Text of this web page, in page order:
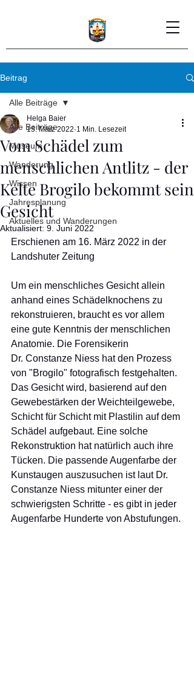
Beitrag
Alle Beiträge
Museum
Wanderung
Wissen
Jahresplanung
Aktuelles und Wanderungen
Alle Beiträge
Vom Schädel zum
menschlichen Antlitz - der
Kelte Brogilo bekommt sein
Gesicht
Helga Baier
15. März 2022 1 Min. Lesezeit
Aktualisiert: 9. Juni 2022
Erschienen am 16. März 2022 in der
Landshuter Zeitung
Um ein menschliches Gesicht allein
anhand eines Schädelknochens zu
rekonstruieren, braucht es vor allem
eine gute Kenntnis der menschlichen
Anatomie. Die Forensikerin
Dr. Constanze Niess hat den Prozess
von "Brogilo" fotografisch festgehalten.
Das Gesicht wird, basierend auf den
Gewebestärken der Weichteilgewebe,
Schicht für Schicht mit Plastilin auf dem
Schädel aufgebaut. Eine solche
Rekonstruktion hat natürlich auch ihre
Tücken. Die passende Augenfarbe der
Kunstaugen auszusuchen ist laut Dr.
Constanze Niess mitunter einer der
schwierigsten Schritte - es gibt in jeder
Augenfarbe Hunderte von Abstufungen.